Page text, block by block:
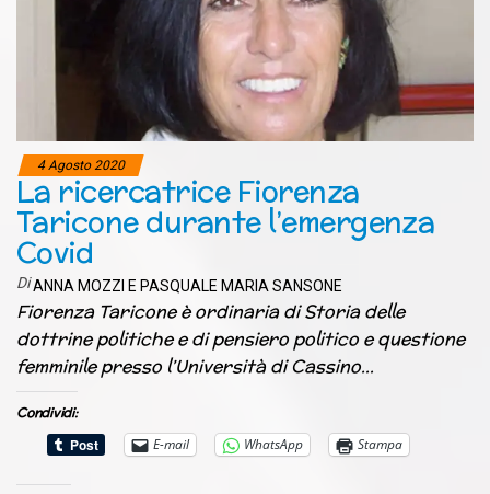
4 Agosto 2020
La ricercatrice Fiorenza
Taricone durante l’emergenza
Covid
DiANNA MOZZI E PASQUALE MARIA SANSONE
Fiorenza Taricone è ordinaria di Storia delle
dottrine politiche e di pensiero politico e questione
femminile presso l’Università di Cassino…
Condividi:
E-mail
WhatsApp Stampa